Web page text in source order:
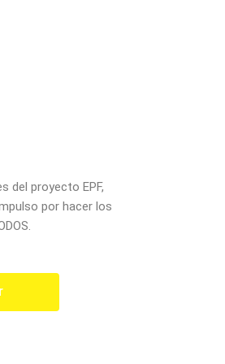
del proyecto EPF,
por hacer los